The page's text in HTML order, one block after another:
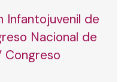
Infantojuvenil de
Nacional de
Congreso